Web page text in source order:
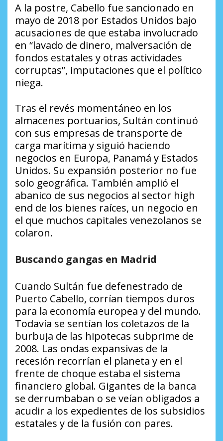
A la postre, Cabello fue sancionado en
mayo de 2018 por Estados Unidos bajo
acusaciones de que estaba involucrado
en “lavado de dinero, malversación de
fondos estatales y otras actividades
corruptas”, imputaciones que el político
niega.
Tras el revés momentáneo en los
almacenes portuarios, Sultán continuó
con sus empresas de transporte de
carga marítima y siguió haciendo
negocios en Europa, Panamá y Estados
Unidos. Su expansión posterior no fue
solo geográfica. También amplió el
abanico de sus negocios al sector high
end de los bienes raíces, un negocio en
el que muchos capitales venezolanos se
colaron.
Buscando gangas en Madrid
Cuando Sultán fue defenestrado de
Puerto Cabello, corrían tiempos duros
para la economía europea y del mundo.
Todavía se sentían los coletazos de la
burbuja de las hipotecas subprime de
2008. Las ondas expansivas de la
recesión recorrían el planeta y en el
frente de choque estaba el sistema
financiero global. Gigantes de la banca
se derrumbaban o se veían obligados a
acudir a los expedientes de los subsidios
estatales y de la fusión con pares.